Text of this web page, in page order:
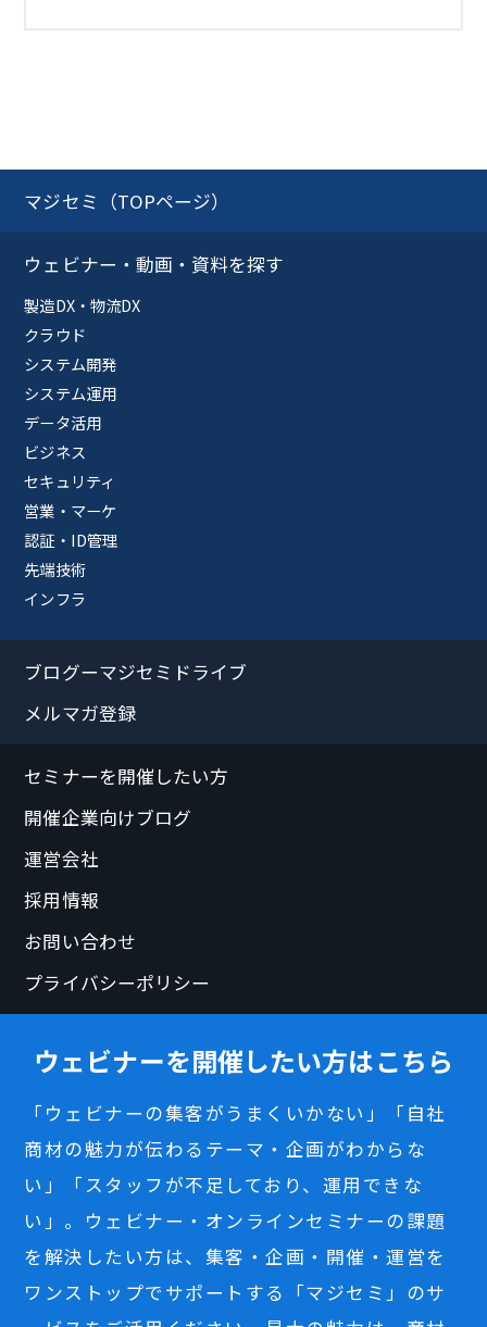
マジセミ（TOPページ）
ウェビナー・動画・資料を探す
製造DX・物流DX
クラウド
システム開発
システム運用
データ活用
ビジネス
セキュリティ
営業・マーケ
認証・ID管理
先端技術
インフラ
ブログーマジセミドライブ
メルマガ登録
セミナーを開催したい方
開催企業向けブログ
運営会社
採用情報
お問い合わせ
プライバシーポリシー
ウェビナーを開催したい方はこちら
「ウェビナーの集客がうまくいかない」「自社
商材の魅力が伝わるテーマ・企画がわからな
い」「スタッフが不足しており、運用できな
い」。ウェビナー・オンラインセミナーの課題
を解決したい方は、集客・企画・開催・運営を
ワンストップでサポートする「マジセミ」のサ